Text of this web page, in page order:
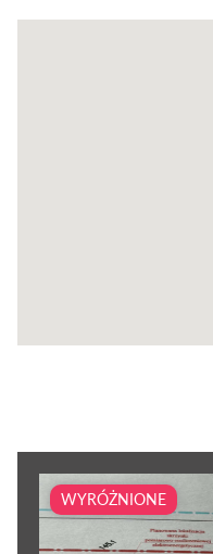
WYRÓŻNIONE